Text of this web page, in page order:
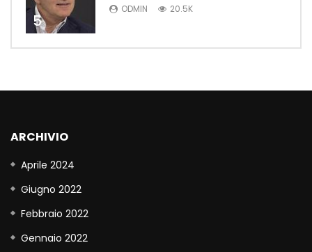
5
ODMIN 20.5K
ARCHIVIO
Aprile 2024
Giugno 2022
Febbraio 2022
Gennaio 2022